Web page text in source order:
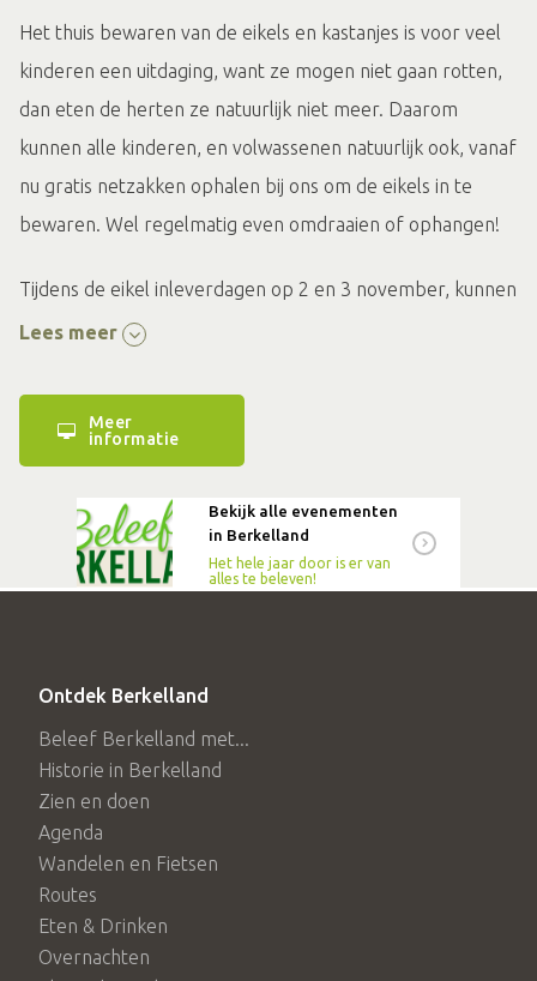
Het thuis bewaren van de eikels en kastanjes is voor veel
kinderen een uitdaging, want ze mogen niet gaan rotten,
dan eten de herten ze natuurlijk niet meer. Daarom
kunnen alle kinderen, en volwassenen natuurlijk ook, vanaf
nu gratis netzakken ophalen bij ons om de eikels in te
bewaren. Wel regelmatig even omdraaien of ophangen!
Tijdens de eikel inleverdagen op 2 en 3 november, kunnen
jullie alle verzamelde zakken met eikels en kastanjes
van een heerlijke dag in de buitenlucht bij De
Hertenhoeve. We gaan onder andere marshmallows en
gratis, kijk voor meer informatie op de website.
Lees meer
Meer
informatie
Bekijk alle evenementen
in Berkelland
Het hele jaar door is er van
alles te beleven!
Ontdek Berkelland
Beleef Berkelland met...
Historie in Berkelland
Zien en doen
Agenda
Wandelen en Fietsen
Routes
Eten & Drinken
Overnachten